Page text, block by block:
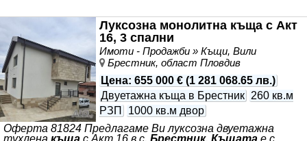
Луксозна монолитна къща с Акт
16, 3 спални
Имоти - Продажби » Къщи, Вили
Брестник, област Пловдив
Цена: 655 000 € (1 281 068.65 лв.)
Двуетажна къща в Брестник 260 кв.м
РЗП
1000 кв.м двор
Оферта 81824 Предлагаме Ви луксозна двуетажна
тухлена къща с Акт 16 в с. Брестник. Къщата е с